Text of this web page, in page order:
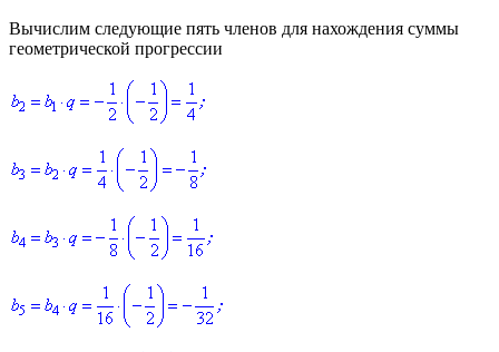
Вычислим следующие пять членов для нахождения суммы
геометрической прогрессии